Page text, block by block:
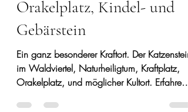
17. Apr.
4 Min. Lesezeit
Kraftort Katzenstein: